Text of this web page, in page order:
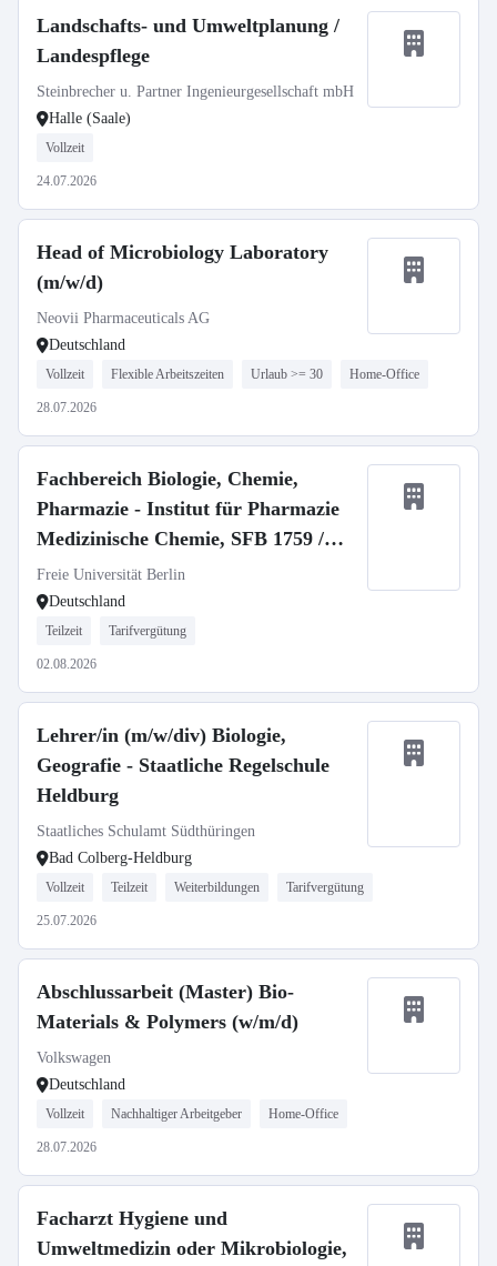
Landschafts- und Umweltplanung /
Landespflege
Steinbrecher u. Partner Ingenieurgesellschaft mbH
Halle (Saale)
Vollzeit
24.07.2026
Head of Microbiology Laboratory
(m/w/d)
Neovii Pharmaceuticals AG
Deutschland
Vollzeit Flexible Arbeitszeiten Urlaub >= 30 Home-Office
28.07.2026
Fachbereich Biologie, Chemie,
Pharmazie - Institut für Pharmazie
Medizinische Chemie, SFB 1759 /
Medicinal Chemistry, SFB 1759
Freie Universität Berlin
Deutschland
Teilzeit Tarifvergütung
02.08.2026
Lehrer/in (m/w/div) Biologie,
Geografie - Staatliche Regelschule
Heldburg
Staatliches Schulamt Südthüringen
Bad Colberg-Heldburg
Vollzeit Teilzeit Weiterbildungen Tarifvergütung
25.07.2026
Abschlussarbeit (Master) Bio-
Materials & Polymers (w/m/d)
Volkswagen
Deutschland
Vollzeit Nachhaltiger Arbeitgeber Home-Office
28.07.2026
Facharzt Hygiene und
Umweltmedizin oder Mikrobiologie,